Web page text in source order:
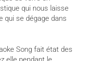
qui nous laisse
qui se dégage dans
Song fait état des